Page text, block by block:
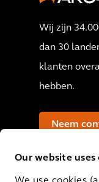
Our website uses
Wij zijn
dan 30
klanten
hebben.
Neem